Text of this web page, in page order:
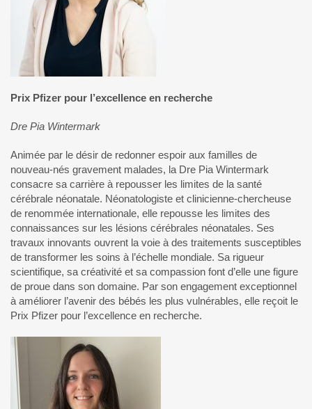
Prix Pfizer pour l’excellence en recherche
Dre Pia Wintermark
Animée par le désir de redonner espoir aux familles de
nouveau-nés gravement malades, la Dre Pia Wintermark
consacre sa carrière à repousser les limites de la santé
cérébrale néonatale. Néonatologiste et clinicienne-chercheuse
de renommée internationale, elle repousse les limites des
connaissances sur les lésions cérébrales néonatales. Ses
travaux innovants ouvrent la voie à des traitements susceptibles
de transformer les soins à l’échelle mondiale. Sa rigueur
scientifique, sa créativité et sa compassion font d’elle une figure
de proue dans son domaine. Par son engagement exceptionnel
à améliorer l’avenir des bébés les plus vulnérables, elle reçoit le
Prix Pfizer pour l’excellence en recherche.